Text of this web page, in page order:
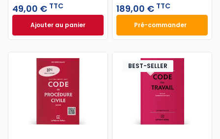
49,00 € TTC
Ajouter au panierCode civil 2027, annoté à 49,00 € TTC
189,00 € TTC
Pré-commander
Mémento
BEST-SELLER